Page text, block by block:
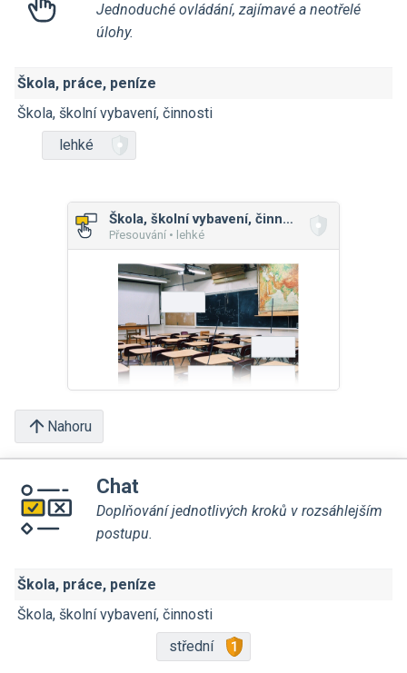
Jednoduché ovládání, zajímavé a neotřelé
úlohy.
Škola, práce, peníze
Škola, školní vybavení, činnosti
lehké
Škola, školní vybavení, činnosti
Přesouvání • lehké
Nahoru
Chat
Doplňování jednotlivých kroků v rozsáhlejším
postupu.
Škola, práce, peníze
Škola, školní vybavení, činnosti
střední